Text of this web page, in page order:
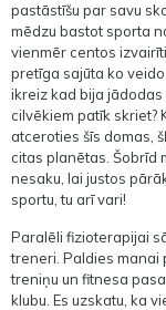
pastāstīšu par savu
mēdzu bastot sporta
vienmēr centos
pretīga sajūta ko
ikreiz kad bija
cilvēkiem patīk skriet?
atceroties šīs domas,
citas planētas. Šobrīd
nesaku, lai justos
sportu, tu arī vari!
Paralēli fizioterapijai
treneri. Paldies manai
treniņu un fitnesa
klubu. Es uzskatu, ka